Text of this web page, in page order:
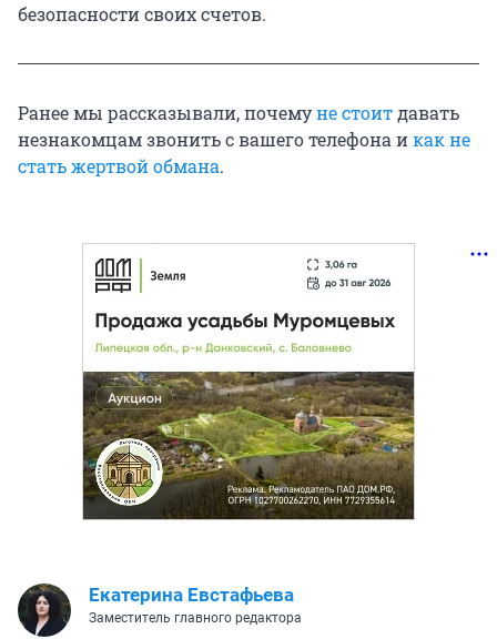
безопасности своих счетов.
Ранее мы рассказывали, почемуне стоитдавать
незнакомцам звонить с вашего телефона икак не
стать жертвой обмана.
Екатерина Евстафьева
Заместитель главного редактора